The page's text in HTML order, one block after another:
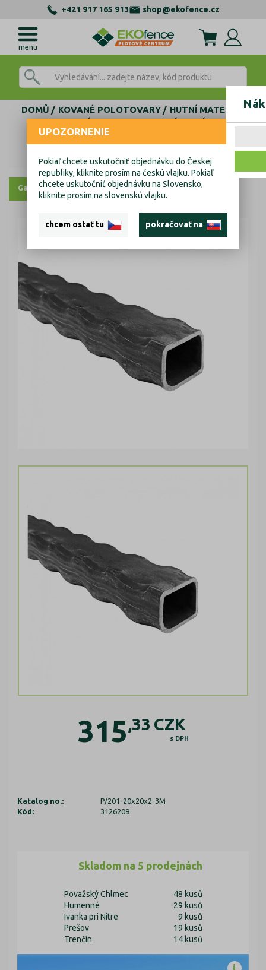
+421 917 165 913 shop@ekofence.cz
menu
DOMŮ KOVANÉ POLOTOVARY
HUTNÍ MATERIÁL
DUTÝ PROFIL
ZDOBENÝ DUTÝ
Zdobený jekl 20x20x2 L3000mm
Zdobený jekl 20x20x2 L3000mm
Galerie
315,33 CZK
s DPH
Katalog no.:
P/201-20x20x2-3M
Kód:
3126209
Skladom na 5 prodejnách
Považský Chlmec
48 kusů
Humenné
29 kusů
Ivanka pri Nitre
9 kusů
Prešov
19 kusů
Trenčín
14 kusů
UPOZORNENIE
Pokiaľ chcete uskutočniť objednávku do Českej
republiky, kliknite prosím na českú vlajku. Pokiaľ
chcete uskutočniť objednávku na Slovensko,
kliknite prosím na slovenskú vlajku.
chcem ostať tu pokračovať na